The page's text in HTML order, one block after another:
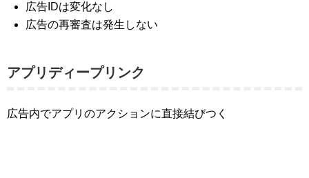
広告IDは変化なし
広告の再審査は発生しない
アプリディープリンク
広告内でアプリのアクションに直接結びつく